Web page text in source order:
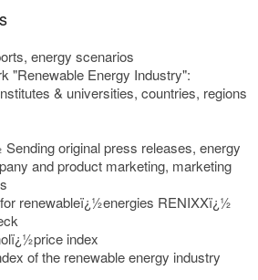
energy scenarios
"Renewable Energy Industry":
& universities, countries, regions
original press releases, energy
and product marketing, marketing
renewableï¿½energies RENIXXï¿½
index
of the renewable energy industry